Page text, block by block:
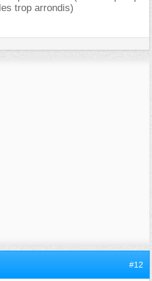
trop arrondis)
#12